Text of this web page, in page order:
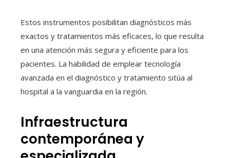
Estos instrumentos posibilitan diagnósticos más
exactos y tratamientos más eficaces, lo que resulta
en una atención más segura y eficiente para los
pacientes. La habilidad de emplear tecnología
avanzada en el diagnóstico y tratamiento sitúa al
hospital a la vanguardia en la región.
Infraestructura
contemporánea y